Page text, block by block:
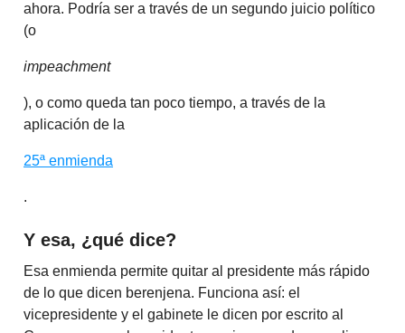
ahora. Podría ser a través de un segundo juicio político
(o
impeachment
), o como queda tan poco tiempo, a través de la
aplicación de la
25ª enmienda
.
Y esa, ¿qué dice?
Esa enmienda permite quitar al presidente más rápido
de lo que dicen berenjena. Funciona así: el
vicepresidente y el gabinete le dicen por escrito al